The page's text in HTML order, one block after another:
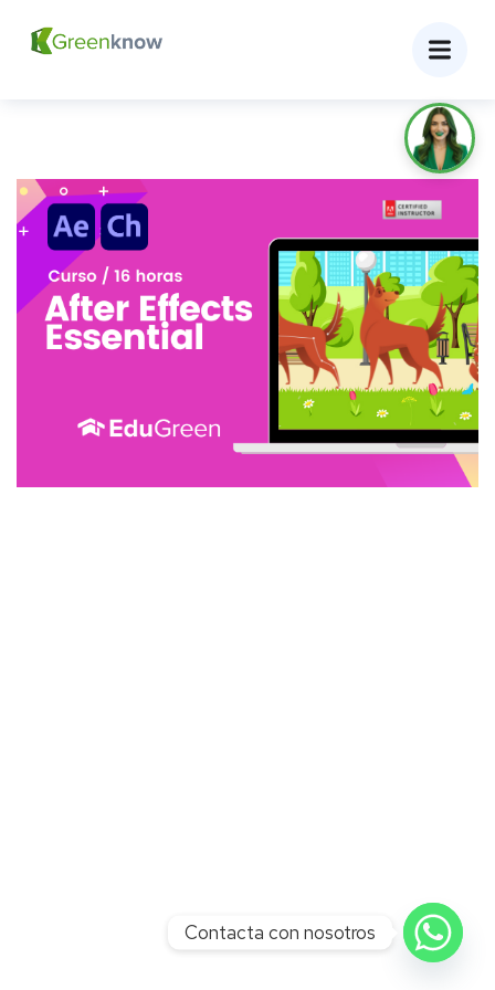
Contacta con nosotros